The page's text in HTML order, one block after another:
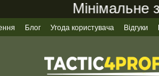
Мінімальне
Блог Угода користувача Відгуки